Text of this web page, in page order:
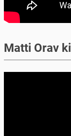
Matti Orav